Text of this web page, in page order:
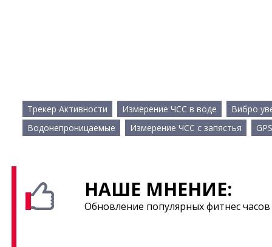
Трекер Активности Измерение ЧСС в воде
Вибро
Водонепроницаемые
Измерение ЧСС с запястья GPS
НАШЕ МНЕНИЕ:
Обновление популярных фитнес часов